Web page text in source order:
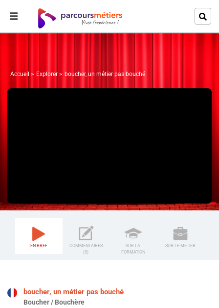
Accueil Explorer boucher, un métier pas bouché
EN BREF
COMMENTAIRES
(0)
SUR LA
FORMATION
SUR LE MÉTIER
boucher, un métier pas bouché
Boucher / Bouchère